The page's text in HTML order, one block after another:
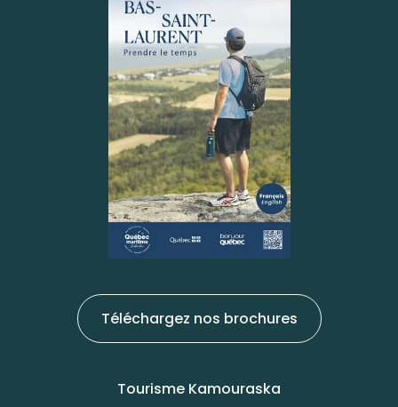
Téléchargez nos brochures
Tourisme Kamouraska